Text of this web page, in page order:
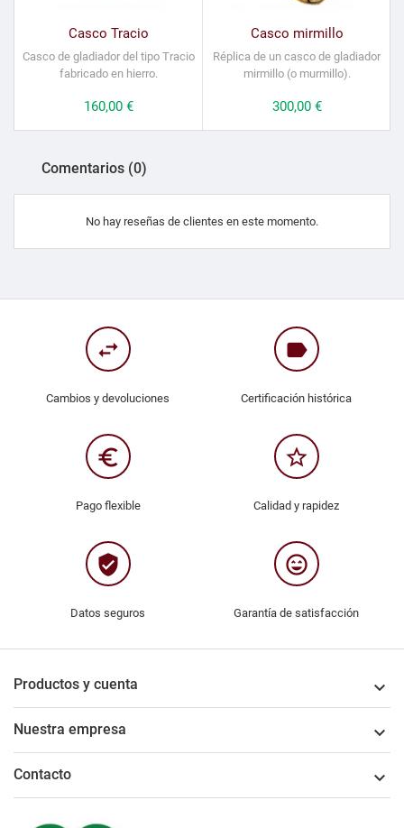
Casco Tracio
Casco de gladiador del tipo Tracio
fabricado en hierro.
Precio
160,00 €
Casco mirmillo
Réplica de un casco de gladiador
mirmillo (o murmillo).
Precio
300,00 €
Comentarios (0)
No hay reseñas de clientes en este momento.
swap_horiz
Cambios y devoluciones
label
Certificación histórica
euro_symbol
Pago flexible
star_border
Calidad y rapidez
verified_user
Datos seguros
sentiment_very_satisfied
Garantía de satisfacción
Productos y cuenta 
Nuestra empresa 
Contacto 